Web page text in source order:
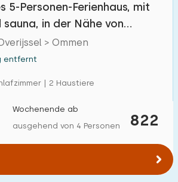
5-Personen-Ferienhaus, mit
in der Nähe von
> Ommen
entfernt
| 2 Haustiere
822
Wochenende ab
ausgehend von 4 Personen